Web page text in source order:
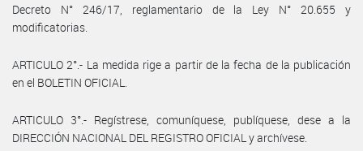
Decreto N° 246/17, reglamentario de la Ley N° 20.655 y
modificatorias.
ARTICULO 2°.- La medida rige a partir de la fecha de la publicación
en el BOLETIN OFICIAL.
ARTICULO 3°.- Regístrese, comuníquese, publíquese, dese a la
DIRECCIÓN NACIONAL DEL REGISTRO OFICIAL y archívese.